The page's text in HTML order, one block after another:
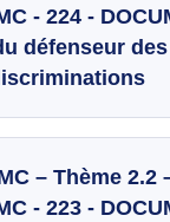
- 224 -
défenseur
– Thème 2.2
- 223 -